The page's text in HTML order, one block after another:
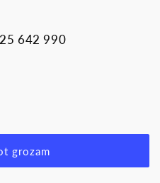
642 990
grozam